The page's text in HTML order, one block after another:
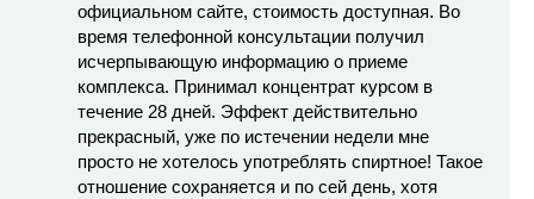
официальном сайте, стоимость доступная. Во
время телефонной консультации получил
исчерпывающую информацию о приеме
комплекса. Принимал концентрат курсом в
течение 28 дней. Эффект действительно
прекрасный, уже по истечении недели мне
просто не хотелось употреблять спиртное! Такое
отношение сохраняется и по сей день, хотя